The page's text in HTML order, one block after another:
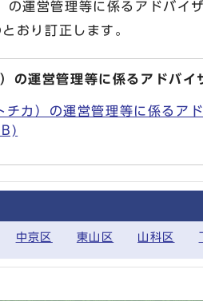
運営管理等に係るアドバイ
おり訂正します。
の運営管理等に係るアドバイ
カ）の運営管理等に係るア
中京区 東山区 山科区